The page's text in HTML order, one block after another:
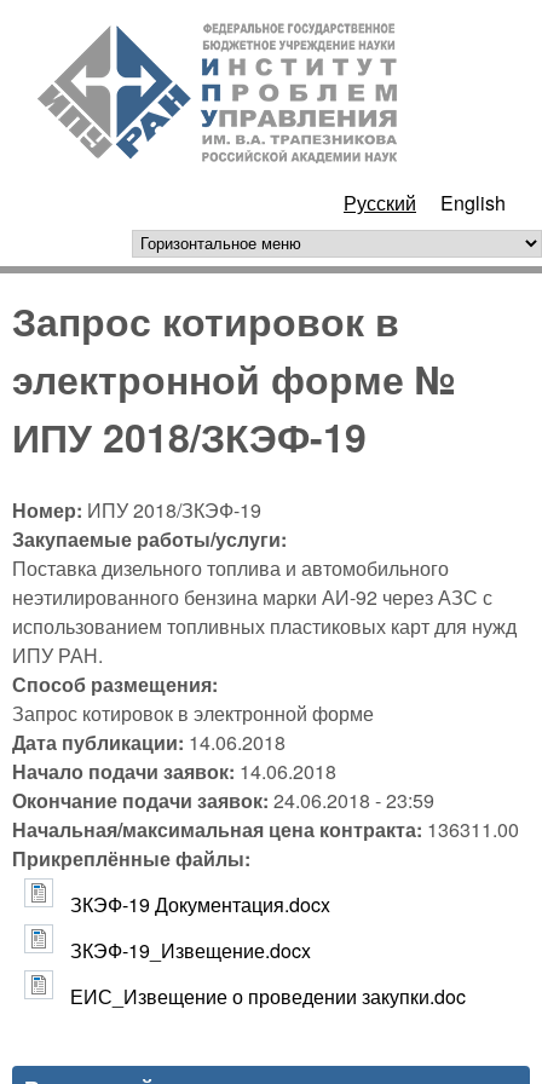
Перейти к основному
содержанию
РАН
Русский English
горизонтальное меню
Запрос котировок в
электронной форме №
ИПУ 2018/ЗКЭФ-19
Номер: ИПУ 2018/ЗКЭФ-19
Закупаемые работы/услуги:
Поставка дизельного топлива и автомобильного
неэтилированного бензина марки АИ-92 через АЗС с
использованием топливных пластиковых карт для нужд
ИПУ РАН.
Способ размещения:
Запрос котировок в электронной форме
Дата публикации: 14.06.2018
Начало подачи заявок: 14.06.2018
Окончание подачи заявок: 24.06.2018 - 23:59
Начальная/максимальная цена контракта: 136311.00
Прикреплённые файлы:
ЗКЭФ-19 Документация.docx
ЗКЭФ-19_Извещение.docx
ЕИС_Извещение о проведении закупки.doc